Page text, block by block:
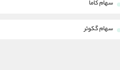
سهام کاما
سهام گکوثر